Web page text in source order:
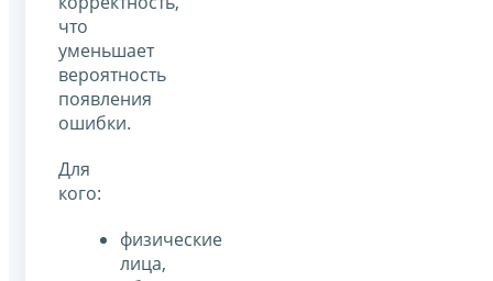
что
уменьшает
вероятность
появления
ошибки.
Для
кого:
физические
лица,